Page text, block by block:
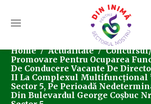
Home Actualitate
Promovare Pentru Ocuparea
De Conducere Vacante De
II La Complexul Multifuncțional
Sector 5, Pe Perioadă
Din Bulevardul George Coșbuc